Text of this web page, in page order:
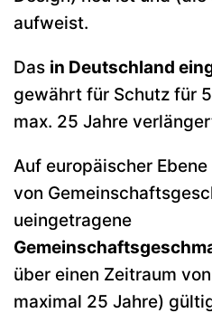
aufweist.
Das in Deutschland
gewährt für Schutz für
max. 25 Jahre
Auf europäischer
von
ueingetragene
über einen Zeitraum
maximal 25 Jahre)